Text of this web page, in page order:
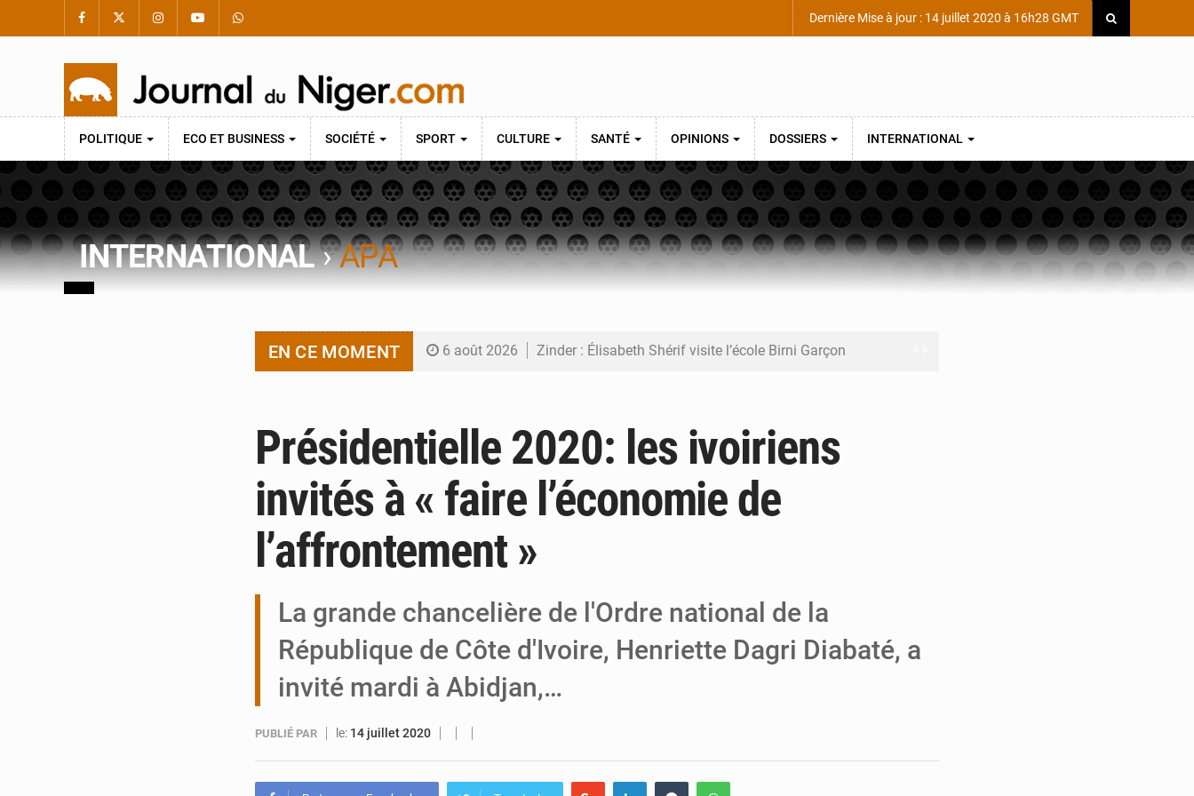
Dernière Mise à jour : 14 juillet 2020 à 16h28 GMT
POLITIQUE ECO ET BUSINESS SOCIÉTÉ SPORT CULTURE SANTÉ OPINIONS DOSSIERS INTERNATIONAL
INTERNATIONAL›APA
EN CE MOMENT 6 août 2026 Zinder : Élisabeth Shérif visite l’école Birni Garçon
6 août 2026 Niger : Bilan à mi-parcours du Programme de Refondation
6 août 2026 Chasse aux gabegies à Niamey : 74 milliards de FCFA recouvrés par la COLDEFF
5 août 2026 Tibiri : le dialogue, nouveau terrain de jeu pour la paix
Présidentielle 2020: les ivoiriens
invités à « faire l’économie de
l’affrontement »
La grande chancelière de l'Ordre national de la
République de Côte d'Ivoire, Henriette Dagri Diabaté, a
invité mardi à Abidjan,…
PUBLIÉ PAR le: 14 juillet 2020